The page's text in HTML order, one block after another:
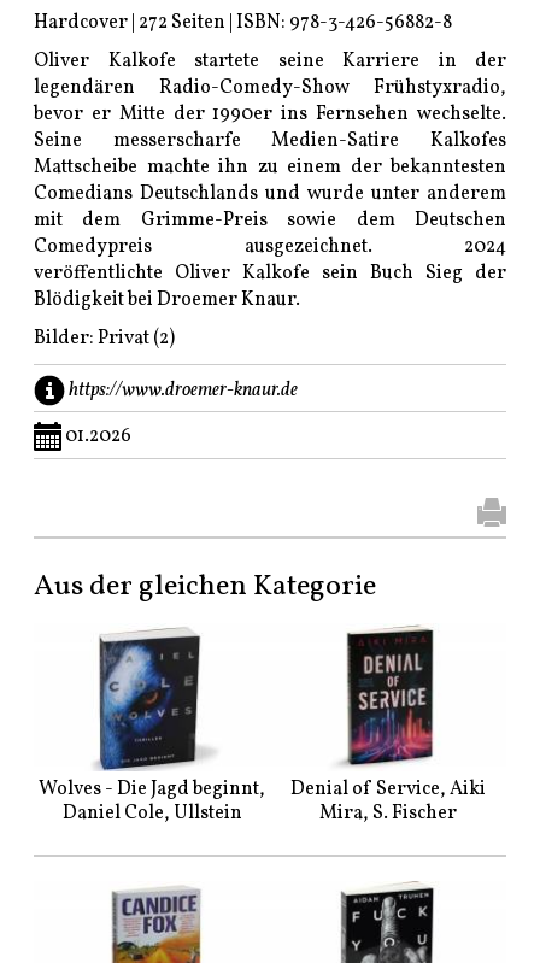
Hardcover | 272 Seiten | ISBN: 978-3-426-56882-8
Oliver Kalkofe startete seine Karriere in der
legendären Radio-Comedy-Show Frühstyxradio,
bevor er Mitte der 1990er ins Fernsehen wechselte.
Seine messerscharfe Medien-Satire Kalkofes
Mattscheibe machte ihn zu einem der bekanntesten
Comedians Deutschlands und wurde unter anderem
mit dem Grimme-Preis sowie dem Deutschen
Comedypreis ausgezeichnet. 2024
veröffentlichte Oliver Kalkofe sein Buch Sieg der
Blödigkeit bei Droemer Knaur.
Bilder: Privat (2)
https://www.droemer-knaur.de
01.2026
Aus der gleichen Kategorie
Wolves - Die Jagd beginnt,
Daniel Cole, Ullstein
Denial of Service, Aiki
Mira, S. Fischer